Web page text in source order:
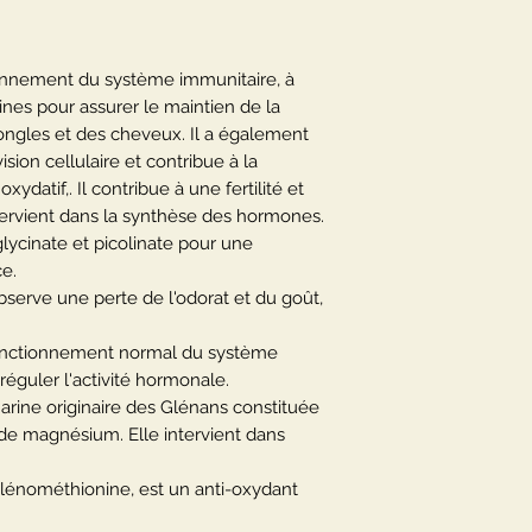
du système immunitaire, à
pour assurer le maintien de la
et des cheveux. Il a également
cellulaire et contribue à la
Il contribue à une fertilité et
dans la synthèse des hormones.
et picolinate pour une
une perte de l'odorat et du goût,
normal du système
l'activité hormonale.
originaire des Glénans constituée
magnésium. Elle intervient dans
est un anti-oxydant